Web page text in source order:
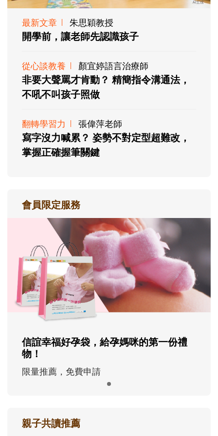
最新文章 朱思穎教授
開學前，讓老師先認識孩子
從心談教養 顏宜婷語言治療師
非要大聲罵才肯動？ 精簡指令溝通法，
不吼不叫孩子照做
翻轉學習力 張偉萍老師
寫字沒力喊累？ 姿勢不對定型超難改，
掌握正確握筆關鍵
會員限定服務
信誼幸福好孕袋，給孕媽咪的第一份禮
物！
限量推薦，免費申請
親子共讀推薦